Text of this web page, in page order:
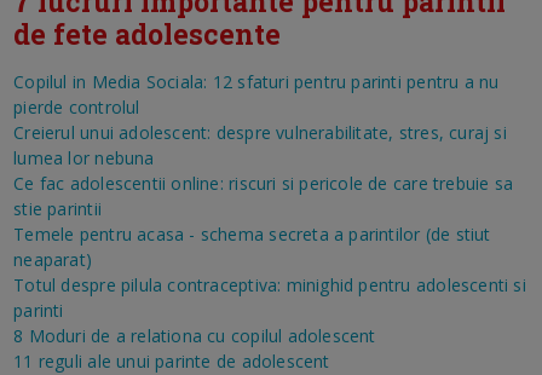
de fete adolescente
Copilul in Media Sociala: 12 sfaturi pentru parinti pentru a nu
pierde controlul
Creierul unui adolescent: despre vulnerabilitate, stres, curaj si
lumea lor nebuna
Ce fac adolescentii online: riscuri si pericole de care trebuie sa
stie parintii
Temele pentru acasa - schema secreta a parintilor (de stiut
neaparat)
Totul despre pilula contraceptiva: minighid pentru adolescenti si
parinti
8 Moduri de a relationa cu copilul adolescent
11 reguli ale unui parinte de adolescent